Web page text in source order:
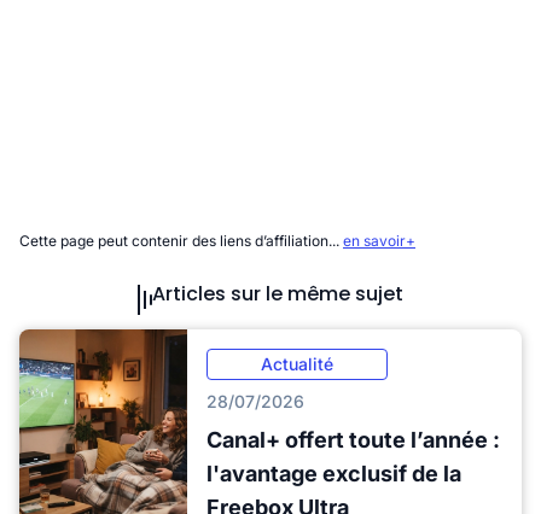
Cette page peut contenir des liens d’affiliation... en savoir+
Articles sur le même sujet
Actualité
28/07/2026
Canal+ offert toute l’année :
l'avantage exclusif de la
Freebox Ultra